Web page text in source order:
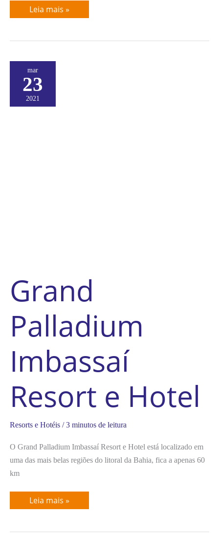
Leia mais »
mar
23
2021
Grand
Palladium
Imbassaí
Resort e Hotel
Resorts e Hotéis /3 minutos de leitura
O Grand Palladium Imbassaí Resort e Hotel está localizado em
uma das mais belas regiões do litoral da Bahia, fica a apenas 60
km
Grand
Palladium
Imbassaí
Resort
e
Hotel
Leia mais »